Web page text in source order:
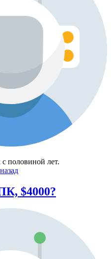
половиной лет.
$4000?